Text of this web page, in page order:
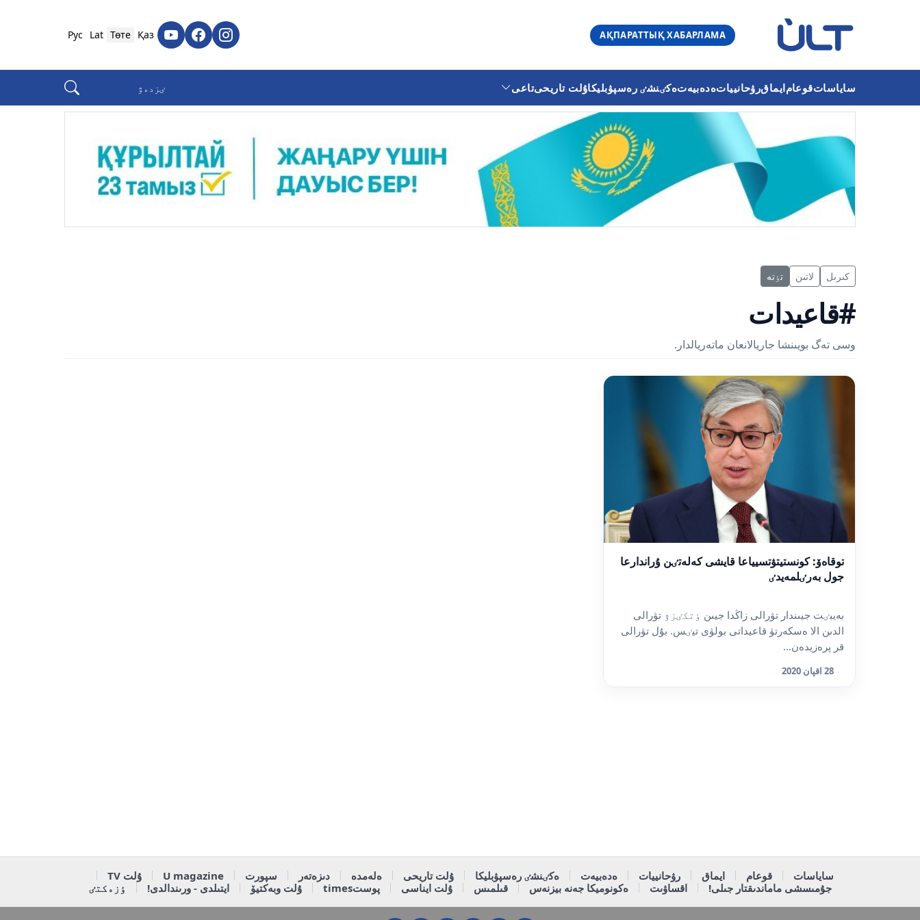
АҚПАРАТТЫҚ ХАБАРЛАМА
Қаз
Төте
Lat
Рус
ساياساتقوعامايماقرۋحانيياتەدەبيەتەكٸنشٸ رەسپۋبليكاۇلت تاريحىتاعى
كىرىل لاتىن تٶتە
#قاعيدات
وسى تەگ بويىنشا جاريالانعان ماتەريالدار.
توقاەۆ: كونستيتۋتسيياعا قايشى كەلەتٸن ۇراندارعا
جول بەرٸلمەيدٸ
بەيبٸت جيىندار تۋرالى زاڭدا جيىن ٶتكٸزۋ تۋرالى
الدىن الا ەسكەرتۋ قاعيداتى بولۋى تيٸس. بۇل تۋرالى
قر پرەزيدەن...
28 اقپان 2020
ساياسات قوعام ايماق رۋحانييات ەدەبيەت ەكٸنشٸ رەسپۋبليكا ۇلت تاريحى ەلەمدە دىزەتەر سپورت U magazine
ۇلت TV
جۇمىسشى ماماندىقتار جىلى!
اقساۋىت ەكونوميكا جەنە بيزنەس قىلمىس ۇلت ايناسى پوستtimes ۇلت وبەكتيۆ ايتىلدى - ورىندالدى! ٶزەكتٸ